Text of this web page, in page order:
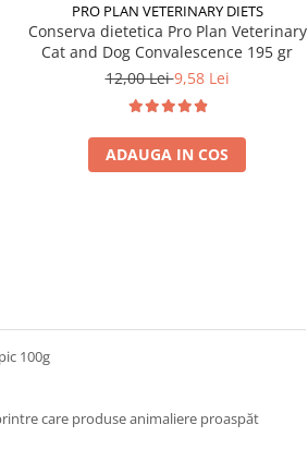
PRO PLAN VETERINARY DIETS
Conserva dietetica Pro Plan Veterinary
Cat and Dog Convalescence 195 gr
12,00 Lei9,58 Lei
ADAUGA IN COS
100g
care produse animaliere proaspăt